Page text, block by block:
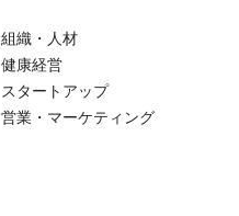
組織・人材
健康経営
スタートアップ
営業・マーケティング